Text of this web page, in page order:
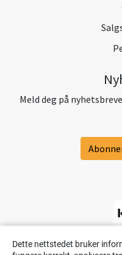
Dette nettstedet bruker
Meld deg på